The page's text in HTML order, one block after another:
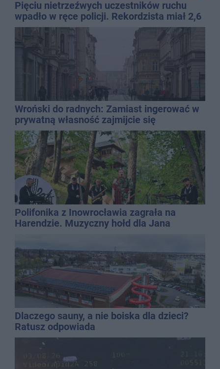
Pięciu nietrzeźwych uczestników ruchu
wpadło w ręce policji. Rekordzista miał 2,6
promila
Wroński do radnych: Zamiast ingerować w
prywatną własność zajmijcie się
gospodarką
Polifonika z Inowrocławia zagrała na
Harendzie. Muzyczny hołd dla Jana
Dlaczego sauny, a nie boiska dla dzieci?
Ratusz odpowiada